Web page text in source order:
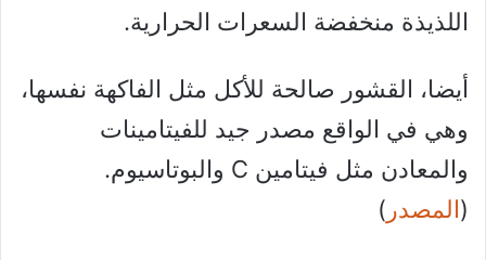
اللذيذة منخفضة السعرات الحرارية.
أيضا، القشور صالحة للأكل مثل الفاكهة نفسها،
وهي في الواقع مصدر جيد للفيتامينات
والمعادن مثل فيتامين C والبوتاسيوم.
(المصدر )